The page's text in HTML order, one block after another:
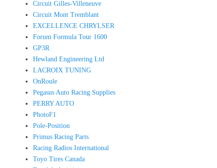
Circuit Gilles-Villeneuve
Circuit Mont Tremblant
EXCELLENCE CHRYLSER
Forum Formula Tour 1600
GP3R
Hewland Engineering Ltd
LACROIX TUNING
OnRoule
Pegasus Auto Racing Supplies
PERRY AUTO
PhotoF1
Pole-Position
Primus Racing Parts
Racing Radios International
Toyo Tires Canada